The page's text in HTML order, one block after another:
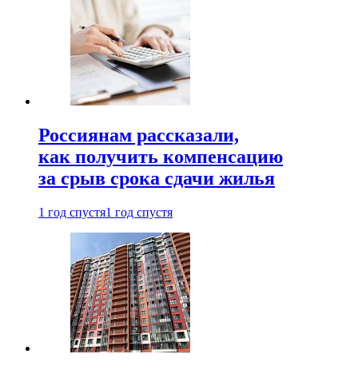
Россиянам рассказали,
как получить компенсацию
за срыв срока сдачи жилья
1 год спустя1 год спустя